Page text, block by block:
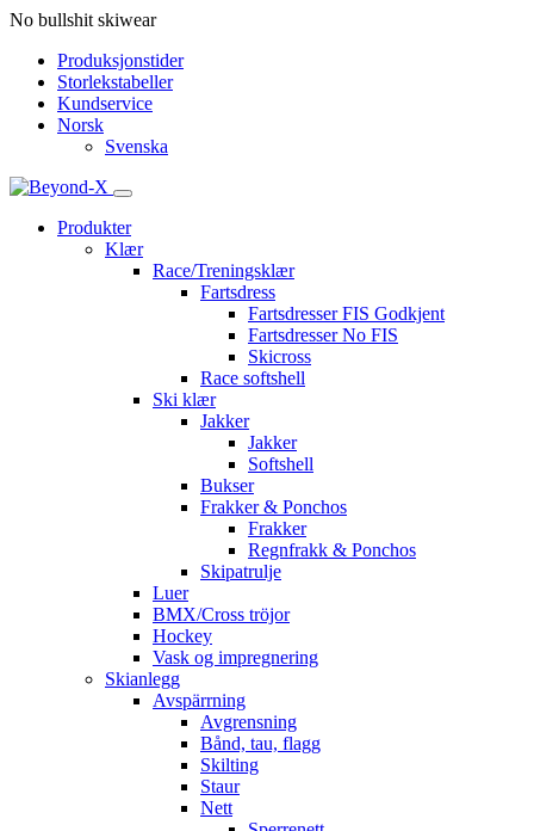
No bullshit skiwear
Produksjonstider
Storlekstabeller
Kundservice
Norsk
Svenska
Produkter
Klær
Race/Treningsklær
Fartsdress
Fartsdresser FIS Godkjent
Fartsdresser No FIS
Skicross
Race softshell
Ski klær
Jakker
Jakker
Softshell
Bukser
Frakker & Ponchos
Frakker
Regnfrakk & Ponchos
Skipatrulje
Luer
BMX/Cross tröjor
Hockey
Vask og impregnering
Skianlegg
Avspärrning
Avgrensning
Bånd, tau, flagg
Skilting
Staur
Nett